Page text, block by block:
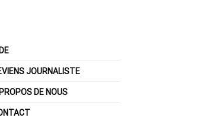
JOURNALISTE
DE NOUS